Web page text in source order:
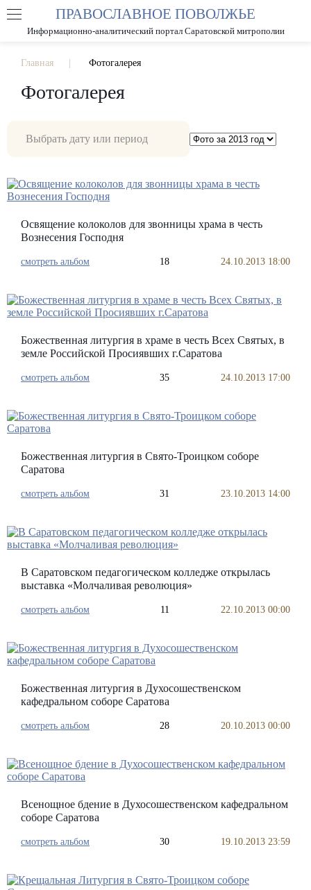
РАЗМЕР ШРИФТА А А
ПРАВОСЛАВНОЕ ПОВОЛЖЬЕ
Информационно-аналитический портал Саратовской митрополии
Главная Фотогалерея
Фотогалерея
Освящение колоколов для звонницы храма в честь
Вознесения Господня
смотреть альбом 18 24.10.2013 18:00
Божественная литургия в храме в честь Всех Святых, в
земле Российской Просиявших г.Саратова
смотреть альбом 35 24.10.2013 17:00
Божественная литургия в Свято-Троицком соборе
Саратова
смотреть альбом 31 23.10.2013 14:00
В Саратовском педагогическом колледже открылась
выставка «Молчаливая революция»
смотреть альбом 11 22.10.2013 00:00
Божественная литургия в Духосошественском
кафедральном соборе Саратова
смотреть альбом 28 20.10.2013 00:00
Всенощное бдение в Духосошественском кафедральном
соборе Саратова
смотреть альбом 30 19.10.2013 23:59